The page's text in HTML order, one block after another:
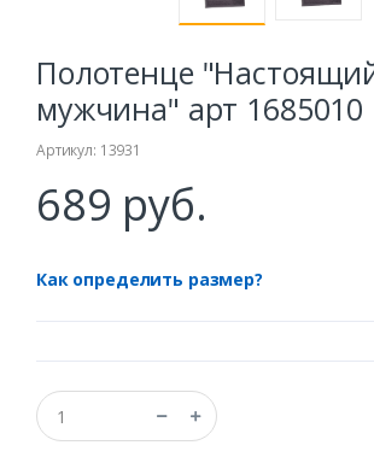
Полотенце
мужчина" арт 1685010
Артикул: 13931
689 руб.
Как определить размер?